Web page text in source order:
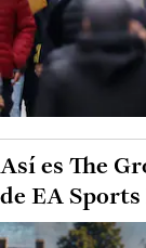
Así es The
de EA Sports